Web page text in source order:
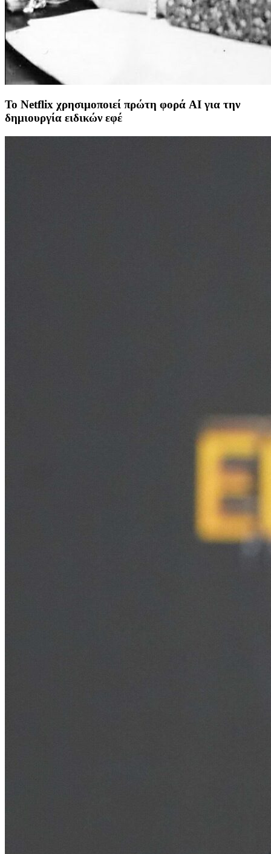
Το Netflix χρησιμοποιεί πρώτη φορά AI για την
δημιουργία ειδικών εφέ